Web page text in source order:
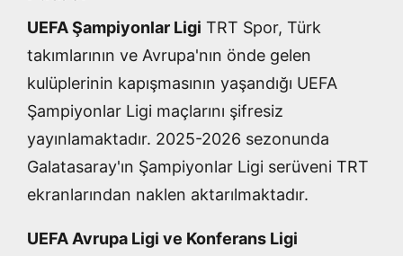
UEFA Şampiyonlar Ligi TRT Spor, Türk
takımlarının ve Avrupa'nın önde gelen
kulüplerinin kapışmasının yaşandığı UEFA
Şampiyonlar Ligi maçlarını şifresiz
yayınlamaktadır. 2025-2026 sezonunda
Galatasaray'ın Şampiyonlar Ligi serüveni TRT
ekranlarından naklen aktarılmaktadır.
UEFA Avrupa Ligi ve Konferans Ligi